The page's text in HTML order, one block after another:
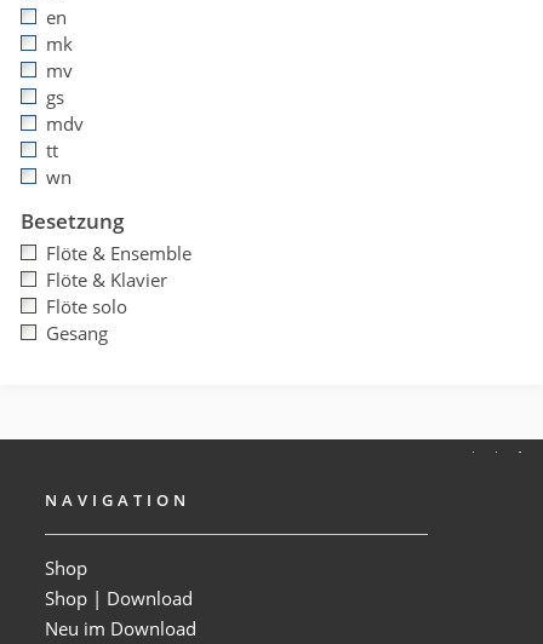
en
mk
mv
gs
mdv
tt
wn
Besetzung
Flöte & Ensemble
Flöte & Klavier
Flöte solo
Gesang
NAVIGATION
Shop
Shop | Download
Neu im Download